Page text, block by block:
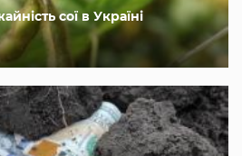
сої в Україні